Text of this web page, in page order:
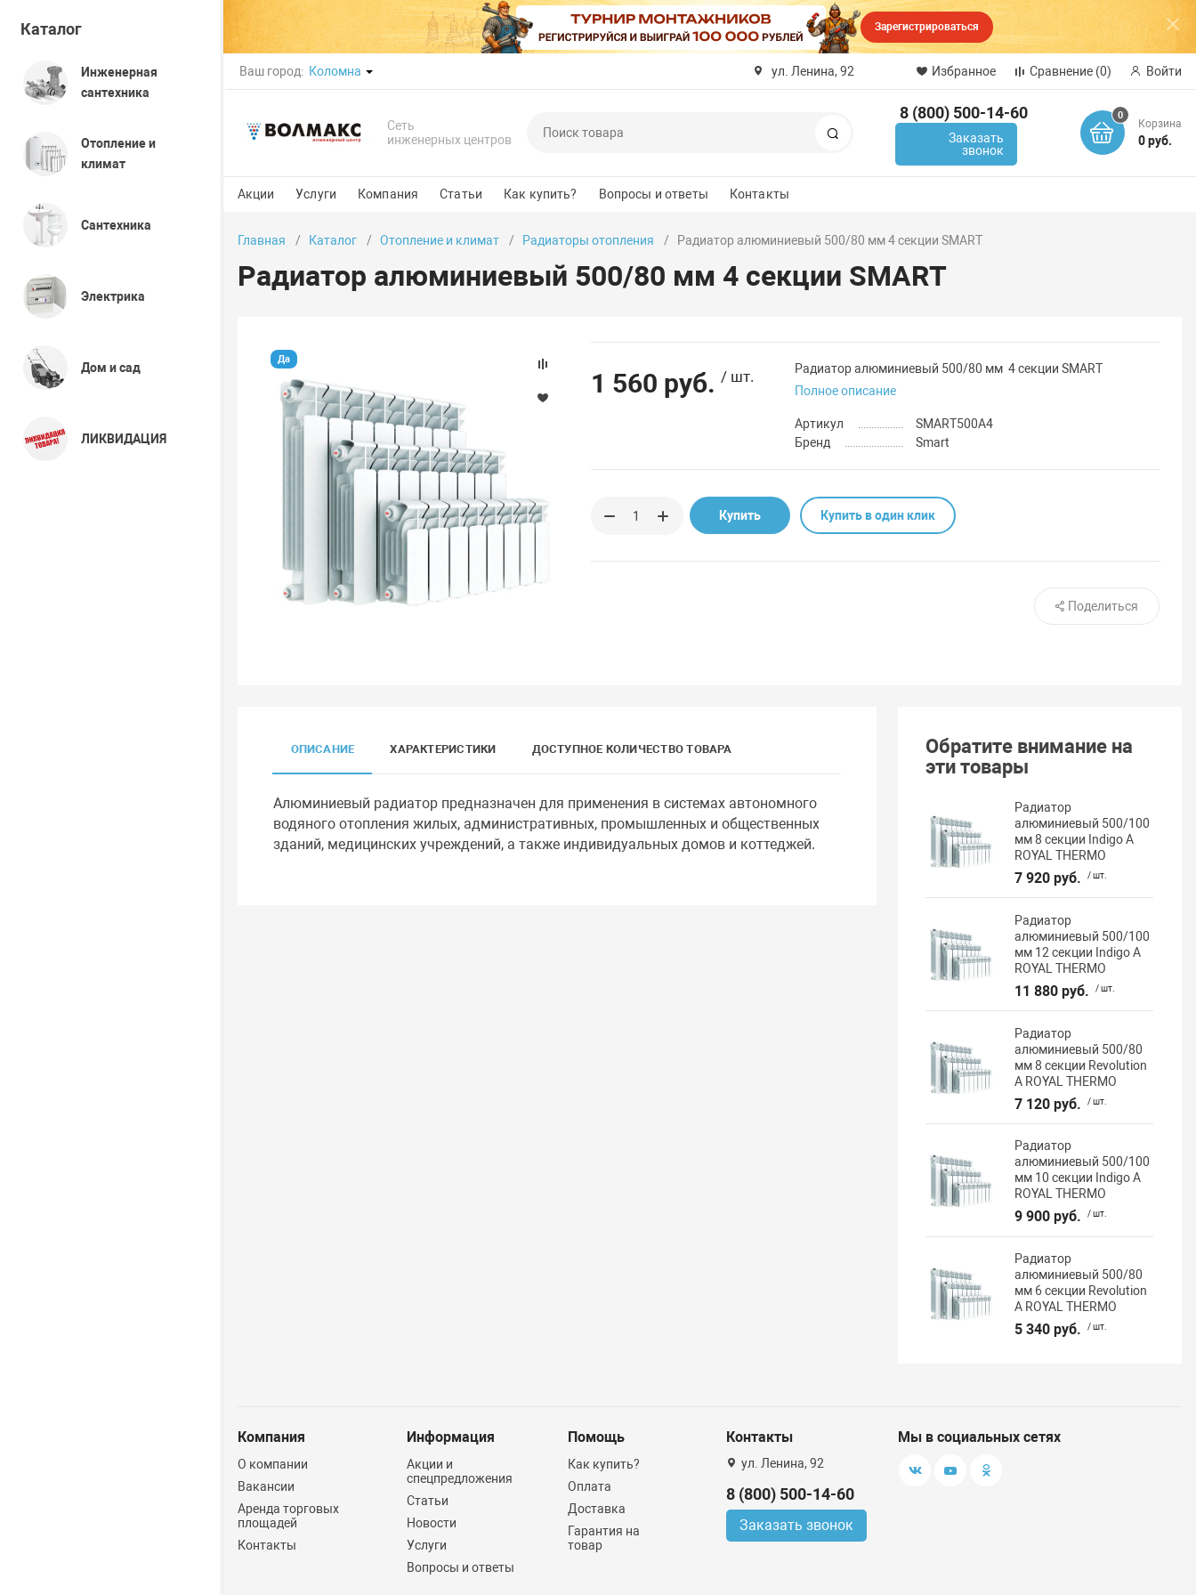
Зарегистрироваться
Ваш город: Коломна ул. Ленина, 92 Избранное Сравнение (0) Войти
Сеть
инженерных центров
8 (800) 500-14-60
Заказать
звонок
0
Корзина
0 руб.
Акции Услуги Компания Статьи Как купить? Вопросы и ответы Контакты
Каталог
Инженерная
сантехника
Отопление и
климат
Сантехника
Электрика
Дом и сад
ЛИКВИДАЦИЯ
Главная Каталог Отопление и климат Радиаторы отопления Радиатор алюминиевый 500/80 мм 4 секции SMART
Радиатор алюминиевый 500/80 мм 4 секции SMART
Да
1 560 руб. / шт.
Радиатор алюминиевый 500/80 мм 4 секции SMART
Полное описание
Артикул
SMART500A4
Бренд
Smart
Купить Купить в один клик
Поделиться
ОПИСАНИЕ ХАРАКТЕРИСТИКИ ДОСТУПНОЕ КОЛИЧЕСТВО ТОВАРА
Алюминиевый радиатор предназначен для применения в системах автономного
водяного отопления жилых, административных, промышленных и общественных
зданий, медицинских учреждений, а также индивидуальных домов и коттеджей.
Обратите внимание на
эти товары
Радиатор
алюминиевый 500/100
мм 8 секции Indigo А
ROYAL THERMO
7 920 руб. / шт.
Радиатор
алюминиевый 500/100
мм 12 секции Indigo А
ROYAL THERMO
11 880 руб. / шт.
Радиатор
алюминиевый 500/80
мм 8 секции Revolution
А ROYAL THERMO
7 120 руб. / шт.
Радиатор
алюминиевый 500/100
мм 10 секции Indigo А
ROYAL THERMO
9 900 руб. / шт.
Радиатор
алюминиевый 500/80
мм 6 секции Revolution
А ROYAL THERMO
5 340 руб. / шт.
Компания
О компании
Вакансии
Аренда торговых
площадей
Контакты
Информация
Акции и
спецпредложения
Статьи
Новости
Услуги
Вопросы и ответы
Помощь
Как купить?
Оплата
Доставка
Гарантия на
товар
Контакты
ул. Ленина, 92
8 (800) 500-14-60
Заказать звонок
Мы в социальных сетях